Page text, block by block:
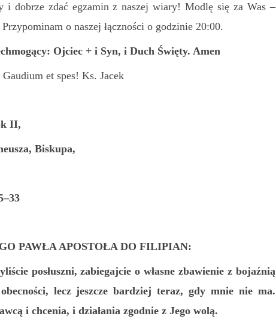
i dobrze zdać egzamin z naszej wiary! Modlę się za Was –
o naszej łączności o godzinie 20:00.
Ojciec + i Syn, i Duch Święty. Amen
Gaudium et spes! Ks. Jacek
II,
Biskupa,
PAWŁA APOSTOŁA DO FILIPIAN:
posłuszni, zabiegajcie o własne zbawienie z bojaźnią
lecz jeszcze bardziej teraz, gdy mnie nie ma.
i chcenia, i działania zgodnie z Jego wolą.